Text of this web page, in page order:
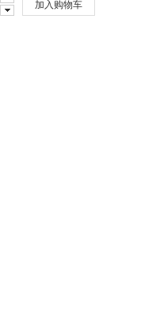
加入购物车